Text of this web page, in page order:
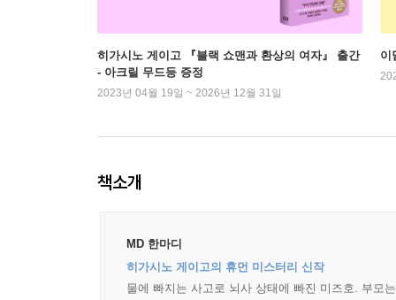
히가시노 게이고 『블랙 쇼맨과 환상의 여자』 출간
- 아크릴 무드등 증정
2023년 04월 19일 ~ 2026년 12월 31일
이
책소개
MD 한마디
히가시노 게이고의 휴먼 미스터리 신작
물에 빠지는 사고로 뇌사 상태에 빠진 미즈호. 부모